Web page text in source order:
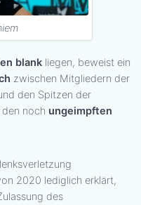
blank liegen, beweist ein
zwischen Mitgliedern der
den Spitzen der
noch ungeimpften
2020 lediglich erklärt,
des